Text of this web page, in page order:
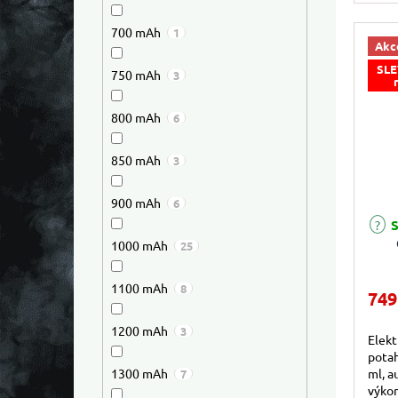
700 mAh 1
750 mAh 3
800 mAh 6
850 mAh 3
900 mAh 6
1000 mAh 25
1100 mAh 8
1200 mAh 3
1300 mAh 7
ml,